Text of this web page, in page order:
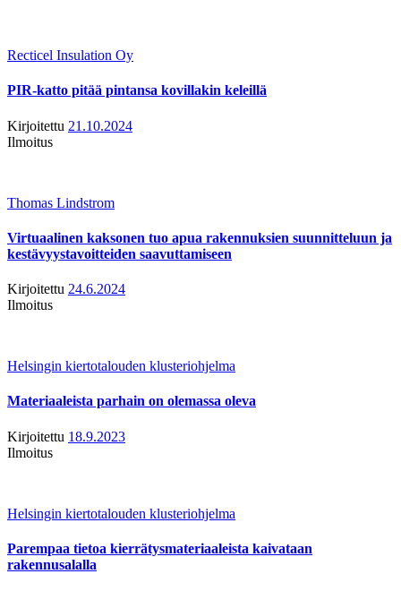
Recticel Insulation Oy
PIR-katto pitää pintansa kovillakin keleillä
Kirjoitettu 21.10.2024
Ilmoitus
Thomas Lindstrom
Virtuaalinen kaksonen tuo apua rakennuksien suunnitteluun ja
kestävyystavoitteiden saavuttamiseen
Kirjoitettu 24.6.2024
Ilmoitus
Helsingin kiertotalouden klusteriohjelma
Materiaaleista parhain on olemassa oleva
Kirjoitettu 18.9.2023
Ilmoitus
Helsingin kiertotalouden klusteriohjelma
Parempaa tietoa kierrätysmateriaaleista kaivataan
rakennusalalla